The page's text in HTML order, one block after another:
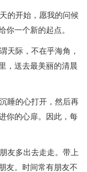
的开始，愿我的问候
你一个新的起点。
天际，不在乎海角，
，送去最美丽的清晨
睡的心打开，然后再
你的心扉。因此，每
友多出去走走。带上
友。时间常有朋友不